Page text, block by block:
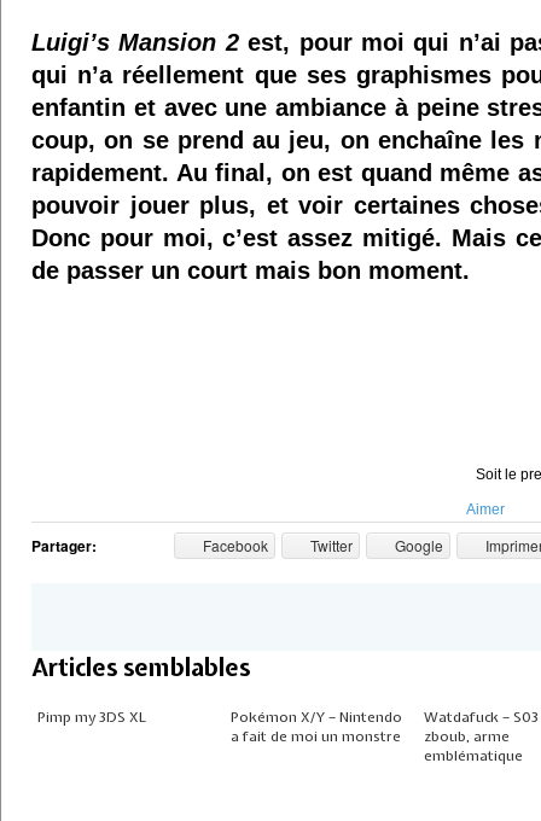
Luigi’s Mansion 2est, pour moi qui n’ai
qui n’a réellement que ses graphismes
enfantin et avec une ambiance à peine
coup, on se prend au jeu, on enchaîne
rapidement. Au final, on est quand même
pouvoir jouer plus, et voir certaines
Donc pour moi, c’est assez mitigé. Mais
de passer un court mais bon moment.
Soit le
Aimer
Partager: Facebook Twitter Google
Articles semblables
Pimp my 3DS XL
Pokémon X/Y – Nintendo
a fait de moi un monstre
Watdafuck –
zboub, arme
emblématique